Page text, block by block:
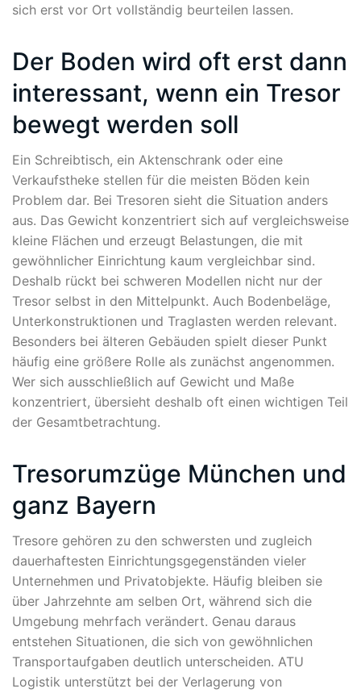
sich erst vor Ort vollständig beurteilen lassen.
Der Boden wird oft erst dann
interessant, wenn ein Tresor
bewegt werden soll
Ein Schreibtisch, ein Aktenschrank oder eine
Verkaufstheke stellen für die meisten Böden kein
Problem dar. Bei Tresoren sieht die Situation anders
aus. Das Gewicht konzentriert sich auf vergleichsweise
kleine Flächen und erzeugt Belastungen, die mit
gewöhnlicher Einrichtung kaum vergleichbar sind.
Deshalb rückt bei schweren Modellen nicht nur der
Tresor selbst in den Mittelpunkt. Auch Bodenbeläge,
Unterkonstruktionen und Traglasten werden relevant.
Besonders bei älteren Gebäuden spielt dieser Punkt
häufig eine größere Rolle als zunächst angenommen.
Wer sich ausschließlich auf Gewicht und Maße
konzentriert, übersieht deshalb oft einen wichtigen Teil
der Gesamtbetrachtung.
Tresorumzüge München und
ganz Bayern
Tresore gehören zu den schwersten und zugleich
dauerhaftesten Einrichtungsgegenständen vieler
Unternehmen und Privatobjekte. Häufig bleiben sie
über Jahrzehnte am selben Ort, während sich die
Umgebung mehrfach verändert. Genau daraus
entstehen Situationen, die sich von gewöhnlichen
Transportaufgaben deutlich unterscheiden. ATU
Logistik unterstützt bei der Verlagerung von